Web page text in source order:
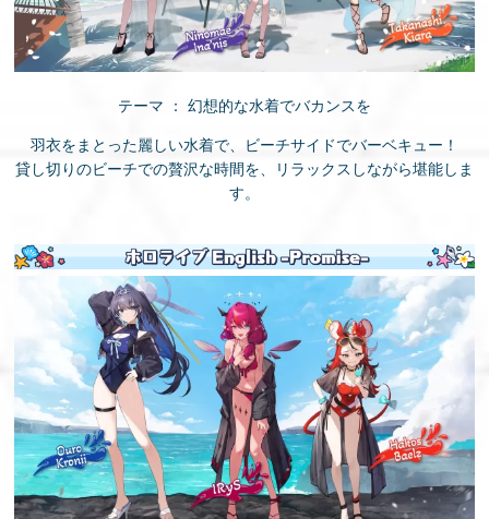
テーマ ： 幻想的な水着でバカンスを
羽衣をまとった麗しい水着で、ビーチサイドでバーベキュー！
貸し切りのビーチでの贅沢な時間を、リラックスしながら堪能しま
す。